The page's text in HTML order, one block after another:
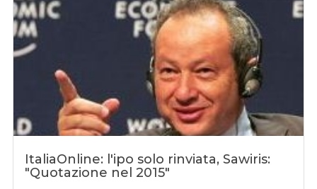
ItaliaOnline: l'ipo solo rinviata, Sawiris:
"Quotazione nel 2015"